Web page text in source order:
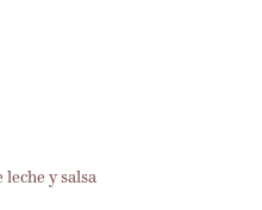
y salsa